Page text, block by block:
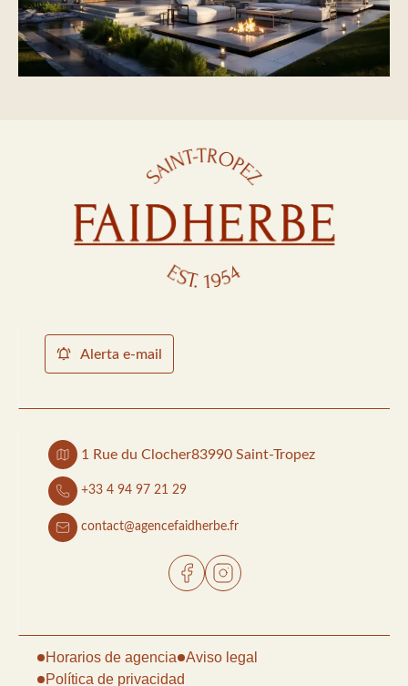
Alerta e-mail
1 Rue du Clocher83990 Saint-Tropez
+33 4 94 97 21 29
contact@agencefaidherbe.fr
Horarios de agencia
Aviso legal
Política de privacidad